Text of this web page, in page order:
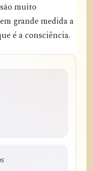
muito
grande medida a
é a consciência.